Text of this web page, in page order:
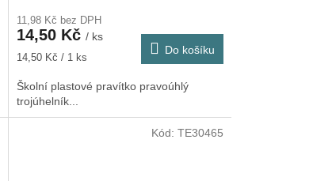
11,98 Kč bez DPH
14,50 Kč / ks
Měrná
14,50 Kč / 1 ks
Do košíku
Školní plastové pravítko pravoúhlý
trojúhelník...
Kód: TE30465